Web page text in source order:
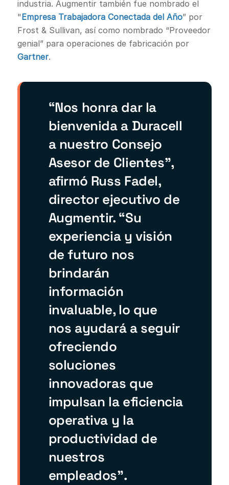
industria. Augmentir también fue nombrado el
" Empresa Trabajadora Conectada del Año” por
Frost & Sullivan, así como nombrado “Proveedor
genial” para operaciones de fabricación por
Gartner.
“Nos honra dar la
bienvenida a Duracell
a nuestro Consejo
Asesor de Clientes”,
afirmó Russ Fadel,
director ejecutivo de
Augmentir. “Su
experiencia y visión
de futuro nos
brindarán
información
invaluable, lo que
nos ayudará a seguir
ofreciendo
soluciones
innovadoras que
impulsan la eficiencia
operativa y la
productividad de
nuestros
empleados”.